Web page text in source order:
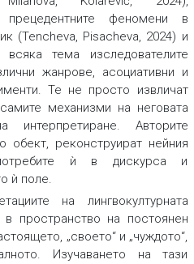
прецедентните феномени в
(Tencheva, Pisacheva, 2024) и
тема изследователите
жанрове, асоциативни и
Те не просто извличат
механизми на неговата
Авторите
обект, реконструират нейния
ѝ в дискурса и
ѝ поле.
на лингвокултурната
пространство на постоянен
„своето“ и „чуждото“,
Изучаването на тази